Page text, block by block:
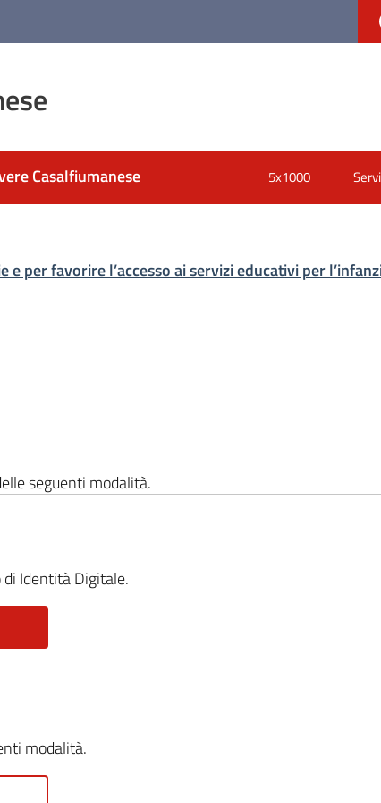
Casalfiumanese 5x1000
per favorire l’accesso ai servizi educativi per
seguenti modalità.
Identità Digitale.
modalità.